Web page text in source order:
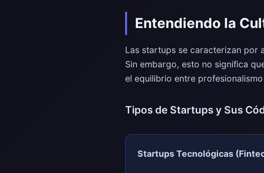
Entendiendo la
Las startups se caracterizan por
Sin embargo, esto no significa
el equilibrio entre
Tipos de Startups y Sus
Startups Tecnológicas